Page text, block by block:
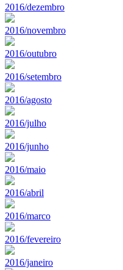
2016/dezembro
2016/novembro
2016/outubro
2016/setembro
2016/agosto
2016/julho
2016/junho
2016/maio
2016/abril
2016/marco
2016/fevereiro
2016/janeiro